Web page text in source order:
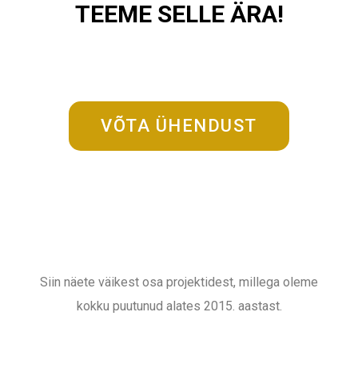
TEEME SELLE ÄRA!
VÕTA ÜHENDUST
Siin näete väikest osa projektidest, millega oleme
kokku puutunud alates 2015. aastast.